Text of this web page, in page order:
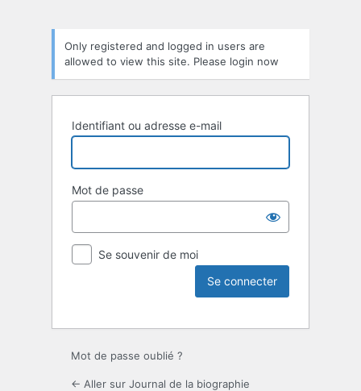
Only registered and logged in users are
allowed to view this site. Please login now
Identifiant ou adresse e-mail
Mot de passe
Se souvenir de moi
Mot de passe oublié ?
← Aller sur Journal de la biographie